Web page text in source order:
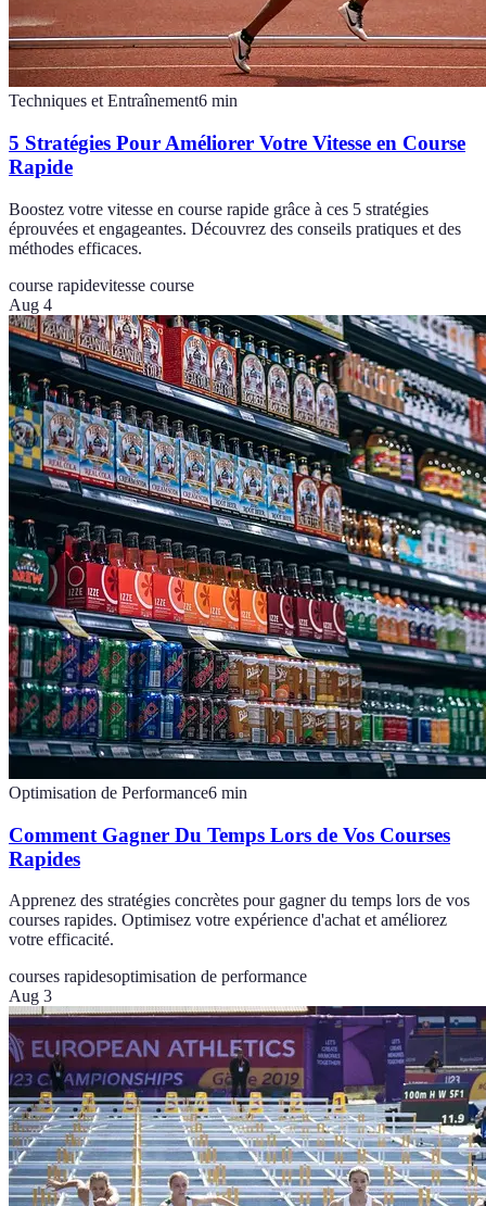
Techniques et Entraînement6 min
5 Stratégies Pour Améliorer Votre Vitesse en Course
Rapide
Boostez votre vitesse en course rapide grâce à ces 5 stratégies
éprouvées et engageantes. Découvrez des conseils pratiques et des
méthodes efficaces.
course rapidevitesse course
Aug 4
Optimisation de Performance6 min
Comment Gagner Du Temps Lors de Vos Courses
Rapides
Apprenez des stratégies concrètes pour gagner du temps lors de vos
courses rapides. Optimisez votre expérience d'achat et améliorez
votre efficacité.
courses rapidesoptimisation de performance
Aug 3